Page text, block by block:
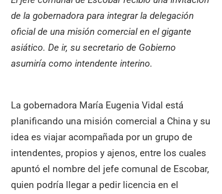
de la gobernadora para integrar la delegación
oficial de una misión comercial en el gigante
asiático. De ir, su secretario de Gobierno
asumiría como intendente interino.
La gobernadora María Eugenia Vidal está
planificando una misión comercial a China y su
idea es viajar acompañada por un grupo de
intendentes, propios y ajenos, entre los cuales
apuntó el nombre del jefe comunal de Escobar,
quien podría llegar a pedir licencia en el